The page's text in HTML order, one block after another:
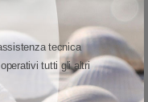
tecnica
tutti gli altri